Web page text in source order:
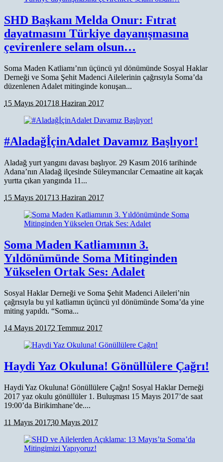
SHD Başkanı Melda Onur: Fıtrat
dayatmasını Türkiye dayanışmasına
çevirenlere selam olsun…
Soma Maden Katliamı’nın üçüncü yıl dönümünde Sosyal Haklar
Derneği ve Soma Şehit Madenci Ailelerinin çağrısıyla Soma’da
düzenlenen Adalet mitinginde konuşan...
15 Mayıs 201718 Haziran 2017
#AladağİçinAdalet Davamız Başlıyor!
Aladağ yurt yangını davası başlıyor. 29 Kasım 2016 tarihinde
Adana’nın Aladağ ilçesinde Süleymancılar Cemaatine ait kaçak
yurtta çıkan yangında 11...
15 Mayıs 201713 Haziran 2017
Soma Maden Katliamının 3.
Yıldönümünde Soma Mitinginden
Yükselen Ortak Ses: Adalet
Sosyal Haklar Derneği ve Soma Şehit Madenci Aileleri’nin
çağrısıyla bu yıl katliamın üçüncü yıl dönümünde Soma’da yine
miting yapıldı. “Soma...
14 Mayıs 20172 Temmuz 2017
Haydi Yaz Okuluna! Gönüllülere Çağrı!
Haydi Yaz Okuluna! Gönüllülere Çağrı! Sosyal Haklar Derneği
2017 yaz okulu gönüllüler 1. Buluşması 15 Mayıs 2017’de saat
19:00’da Birikimhane’de....
11 Mayıs 201730 Mayıs 2017